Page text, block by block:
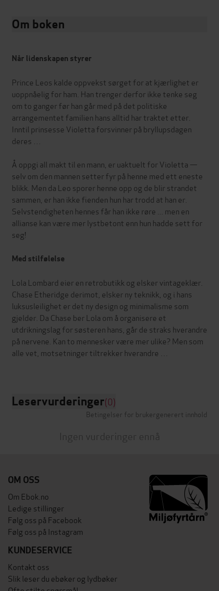
Om boken
Når lidenskapen styrer
Prince Leos kalde oppvekst sørget for at kjærlighet er
uoppnåelig for ham. Han trenger derfor ikke tenke seg
om to ganger før han går med på det politiske
arrangementet familien hans alltid har traktet etter.
Inntil prinsesse Violetta forsvinner på bryllupsdagen
deres …
Å oppgi all makt til en mann, er uaktuelt for Violetta —
selv om den mannen setter fyr på henne med ett eneste
blikk. Men da Leo sporer henne opp og de blir strandet
sammen, er han ikke fienden hun har trodd at han er.
Selvstendigheten hennes får han ikke røre ... men en
allianse kan være mer lystbetont enn hun hadde sett for
seg!
Med stilfølelse
Lola Lombard eier en retrobutikk og elsker vintageklær.
Chase Etheridge derimot, elsker ny teknikk, og i hans
luksusleilighet er det ny design og minimalisme som
gjelder. Da Chase ber Lola om å organisere et
utdrikningslag for søsteren hans, går de straks hverandre
på nervene. Kan to mennesker være mer ulike? Men som
alle vet, motsetninger tiltrekker hverandre …
Leservurderinger(0)
Betingelser for brukergenerert innhold
Ingen vurderinger ennå
OM OSS
Om Ebok.no
Ledige stillinger
Følg oss på Facebook
Følg oss på Instagram
KUNDESERVICE
Kontakt oss
Slik leser du ebøker og lydbøker